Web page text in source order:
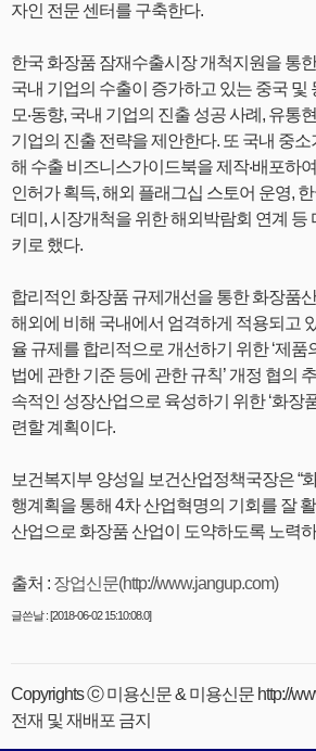
자인 전문 센터를 구축한다.
한국 화장품 잠재수출시장 개척지원을 통
국내 기업의 수출이 증가하고 있는 중국 및
모‧동향, 국내 기업의 진출 성공 사례, 유통
기업의 진출 전략을 제안한다. 또 국내 중
해 수출 비즈니스가이드북을 제작‧배포하
인허가 획득, 해외 플래그십 스토어 운영,
데미, 시장개척을 위한 해외박람회 연계 등
키로 했다.
합리적인 화장품 규제개선을 통한 화장품
해외에 비해 국내에서 엄격하게 적용되고
율 규제를 합리적으로 개선하기 위한 ‘제품
법에 관한 기준 등에 관한 규칙’ 개정 협의
속적인 성장산업으로 육성하기 위한 ‘화장
련할 계획이다.
보건복지부 양성일 보건산업정책국장은 “
행계획을 통해 4차 산업혁명의 기회를 잘
산업으로 화장품 산업이 도약하도록 노력
출처 : 장업신문(http://www.jangup.com)
글쓴날 : [2018-06-02 15:10:08.0]
Copyrights ⓒ 미용신문 & 미용신문 http://
전재 및 재배포 금지